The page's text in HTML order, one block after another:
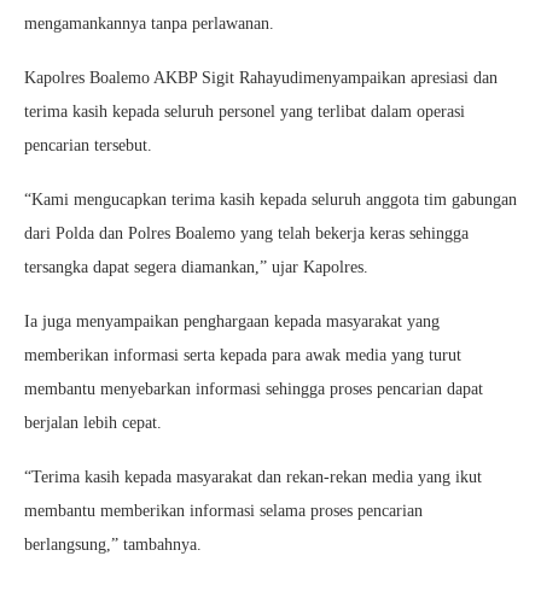
mengamankannya tanpa perlawanan.
Kapolres Boalemo AKBP Sigit Rahayudimenyampaikan apresiasi dan
terima kasih kepada seluruh personel yang terlibat dalam operasi
pencarian tersebut.
“Kami mengucapkan terima kasih kepada seluruh anggota tim gabungan
dari Polda dan Polres Boalemo yang telah bekerja keras sehingga
tersangka dapat segera diamankan,” ujar Kapolres.
Ia juga menyampaikan penghargaan kepada masyarakat yang
memberikan informasi serta kepada para awak media yang turut
membantu menyebarkan informasi sehingga proses pencarian dapat
berjalan lebih cepat.
“Terima kasih kepada masyarakat dan rekan-rekan media yang ikut
membantu memberikan informasi selama proses pencarian
berlangsung,” tambahnya.